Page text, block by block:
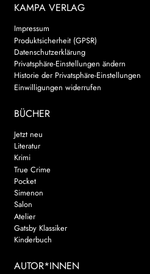
KAMPA VERLAG
Impressum
Produktsicherheit (GPSR)
Datenschutzerklärung
Privatsphäre-Einstellungen ändern
Historie der Privatsphäre-Einstellungen
Einwilligungen widerrufen
BÜCHER
Jetzt neu
Literatur
Krimi
True Crime
Pocket
Simenon
Salon
Atelier
Gatsby Klassiker
Kinderbuch
AUTOR*INNEN